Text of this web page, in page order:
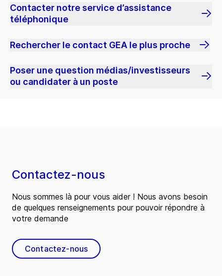
Contacter notre service d’assistance
téléphonique
Rechercher le contact GEA le plus proche
Poser une question médias/investisseurs
ou candidater à un poste
Contactez-nous
Nous sommes là pour vous aider ! Nous avons besoin
de quelques renseignements pour pouvoir répondre à
votre demande
Contactez-nous